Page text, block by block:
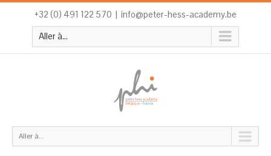
+32 (0) 491 122 570 | info@peter-hess-academy.be
Aller à...
Aller à...